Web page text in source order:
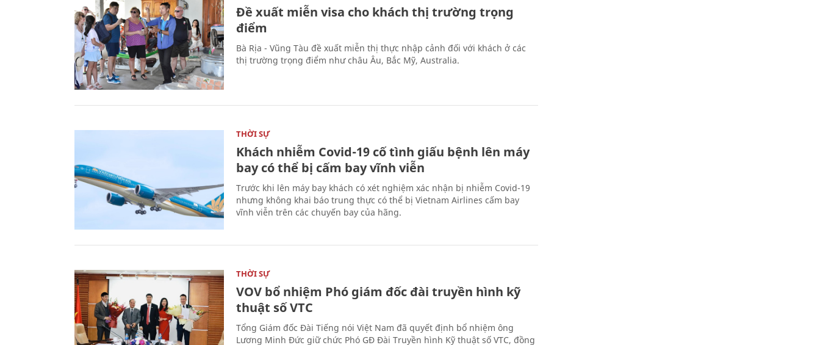
Đề xuất miễn visa cho khách thị trường trọng
điểm
Bà Rịa - Vũng Tàu đề xuất miễn thị thực nhập cảnh đối với khách ở các
thị trường trọng điểm như châu Âu, Bắc Mỹ, Australia.
THỜI SỰ
Khách nhiễm Covid-19 cố tình giấu bệnh lên máy
bay có thể bị cấm bay vĩnh viễn
Trước khi lên máy bay khách có xét nghiệm xác nhận bị nhiễm Covid-19
nhưng không khai báo trung thực có thể bị Vietnam Airlines cấm bay
vĩnh viễn trên các chuyến bay của hãng.
THỜI SỰ
VOV bổ nhiệm Phó giám đốc đài truyền hình kỹ
thuật số VTC
Tổng Giám đốc Đài Tiếng nói Việt Nam đã quyết định bổ nhiệm ông
Lương Minh Đức giữ chức Phó GĐ Đài Truyền hình Kỹ thuật số VTC, đồng